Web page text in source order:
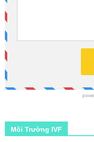
Môi Trường IVF